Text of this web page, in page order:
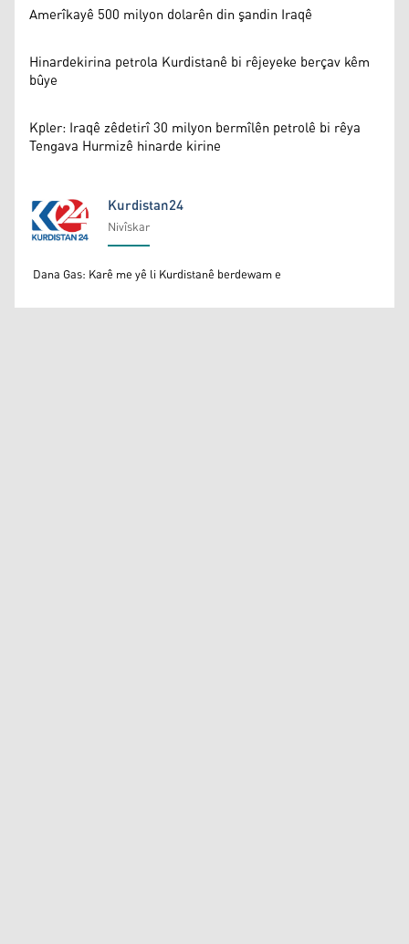
Amerîkayê 500 milyon dolarên din şandin Iraqê
Hinardekirina petrola Kurdistanê bi rêjeyeke berçav kêm
bûye
Kpler: Iraqê zêdetirî 30 milyon bermîlên petrolê bi rêya
Tengava Hurmizê hinarde kirine
Kurdistan24
Kurdistan24
Nivîskar
Dana Gas: Karê me yê li Kurdistanê berdewam e